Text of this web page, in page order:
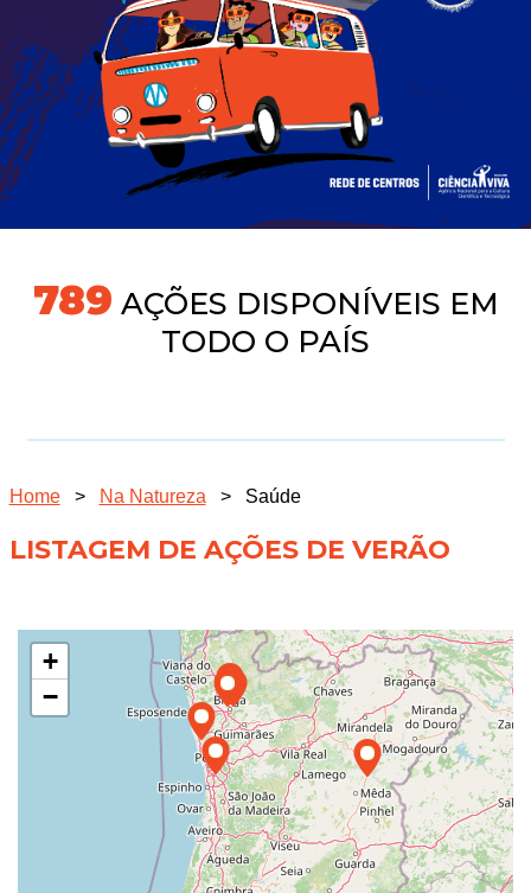
789 AÇÕES DISPONÍVEIS EM
TODO O PAÍS
Home > Na Natureza > Saúde
LISTAGEM DE AÇÕES DE VERÃO
+
−